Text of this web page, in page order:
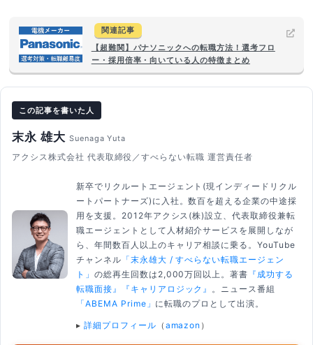
関連記事
【超難関】パナソニックへの転職方法！選考フロ
ー・採用倍率・向いている人の特徴まとめ
この記事を書いた人
末永 雄大 Suenaga Yuta
アクシス株式会社 代表取締役／すべらない転職 運営責任者
新卒でリクルートエージェント(現インディードリクル
ートパートナーズ)に入社。数百を超える企業の中途採
用を支援。2012年アクシス(株)設立、代表取締役兼転
職エージェントとして人材紹介サービスを展開しなが
ら、年間数百人以上のキャリア相談に乗る。YouTube
チャンネル 「末永雄大 / すべらない転職エージェン
ト」 の総再生回数は2,000万回以上。著書 『成功する
転職面接』
『キャリアロジック』
。ニュース番組
「ABEMA Prime」 に転職のプロとして出演。
▸ 詳細プロフィール （ amazon ）